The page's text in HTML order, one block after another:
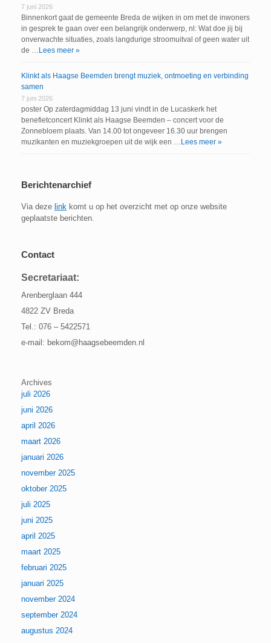
7 juni 2026
Binnenkort gaat de gemeente Breda de wijken in om met de inwoners
in gesprek te gaan over een belangrijk onderwerp, nl: Wat doe jij bij
onverwachte situaties, zoals langdurige stroomuitval of geen water uit
de … Lees meer »
Klinkt als Haagse Beemden brengt muziek, ontmoeting en verbinding
samen
7 juni 2026
poster Op zaterdagmiddag 13 juni vindt in de Lucaskerk het
benefietconcert Klinkt als Haagse Beemden – concert voor de
Zonnebloem plaats. Van 14.00 tot ongeveer 16.30 uur brengen
muzikanten en muziekgroepen uit de wijk een … Lees meer »
Berichtenarchief
Via deze link komt u op het overzicht met op onze website
geplaatste berichten.
Contact
Secretariaat:
Arenberglaan 444
4822 ZV Breda
Tel.: 076 – 5422571
e-mail: bekom@haagsebeemden.nl
Archives
juli 2026
juni 2026
april 2026
maart 2026
januari 2026
november 2025
oktober 2025
juli 2025
juni 2025
april 2025
maart 2025
februari 2025
januari 2025
november 2024
september 2024
augustus 2024